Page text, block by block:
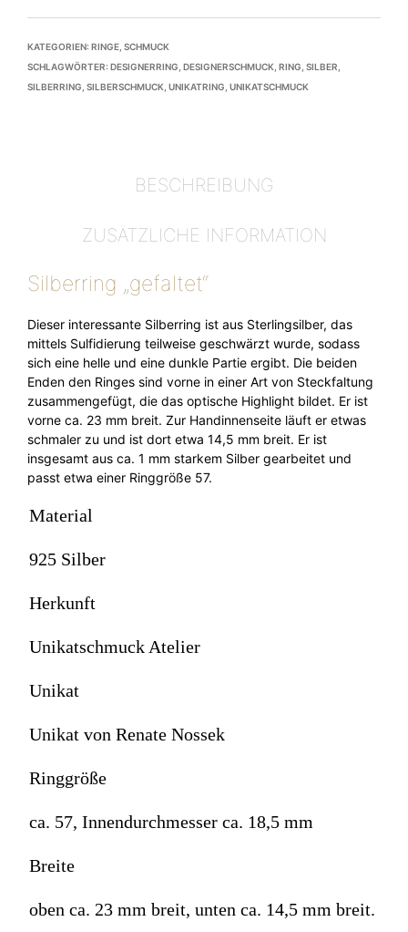
KATEGORIEN: RINGE SCHMUCK
SCHLAGWÖRTER: DESIGNERRING DESIGNERSCHMUCK RING SILBER
SILBERRING SILBERSCHMUCK UNIKATRING UNIKATSCHMUCK
BESCHREIBUNG
ZUSÄTZLICHE INFORMATION
Silberring „gefaltet“
Dieser interessante Silberring ist aus Sterlingsilber, das
mittels Sulfidierung teilweise geschwärzt wurde, sodass
sich eine helle und eine dunkle Partie ergibt. Die beiden
Enden den Ringes sind vorne in einer Art von Steckfaltung
zusammengefügt, die das optische Highlight bildet. Er ist
vorne ca. 23 mm breit. Zur Handinnenseite läuft er etwas
schmaler zu und ist dort etwa 14,5 mm breit. Er ist
insgesamt aus ca. 1 mm starkem Silber gearbeitet und
passt etwa einer Ringgröße 57.
Material
925 Silber
Herkunft
Unikatschmuck Atelier
Unikat
Unikat von Renate Nossek
Ringgröße
ca. 57, Innendurchmesser ca. 18,5 mm
Breite
oben ca. 23 mm breit, unten ca. 14,5 mm breit.